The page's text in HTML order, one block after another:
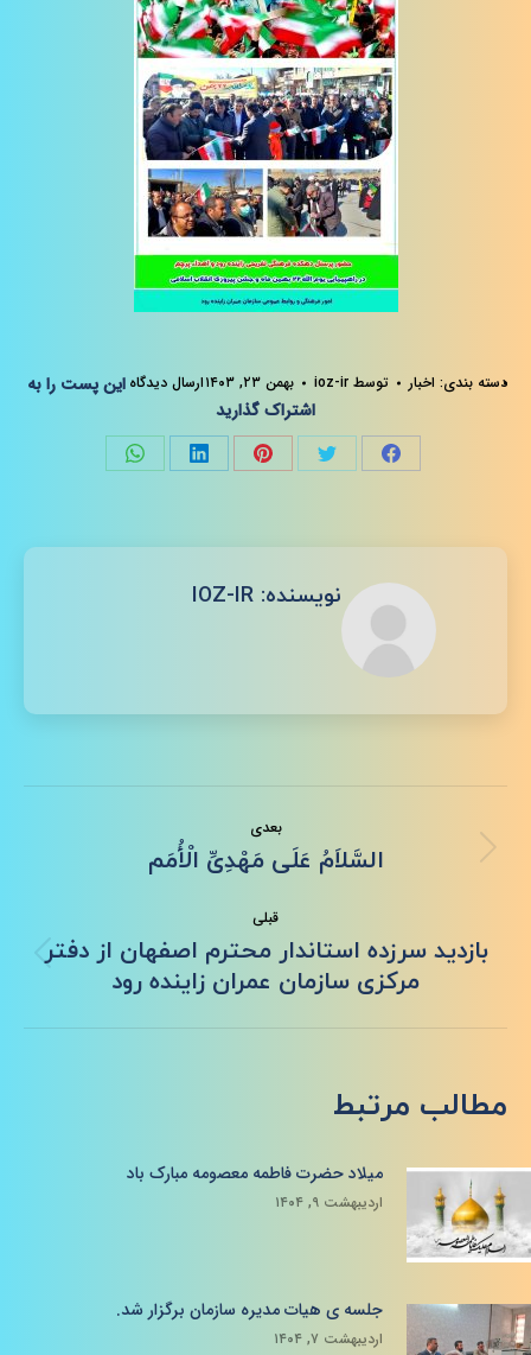
دسته بندی: اخبار توسط ioz-ir بهمن ۲۳, ۱۴۰۳ ارسال دیدگاه این پست را به
اشتراک گذارید
Share
Share
Share
Share
لینک‌دین
Share
واتساپ
نویسنده:
نوشته
قبلی
نوشته
قبلی:
بازدید سرزده استاندار محترم اصفهان از دفتر
مرکزی سازمان عمران زاینده رود
بعدی
نوشته
بعدی:
السَّلاَمُ عَلَى مَهْدِیِّ الْأُمَم
مطالب مرتبط
میلاد حضرت فاطمه معصومه مبارک باد
اردیبهشت ۹, ۱۴۰۴
جلسه ی هیات مدیره سازمان برگزار شد.
اردیبهشت ۷, ۱۴۰۴